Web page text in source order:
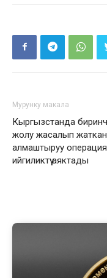
Мурунку макала
Кыргызстанда
жолу жасалып
алмаштыруу
ийгиликтүү аяктады